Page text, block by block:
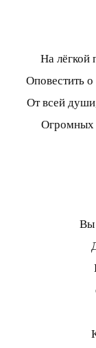
На лёгкой
Оповестить
От всей
Огромных
Вы